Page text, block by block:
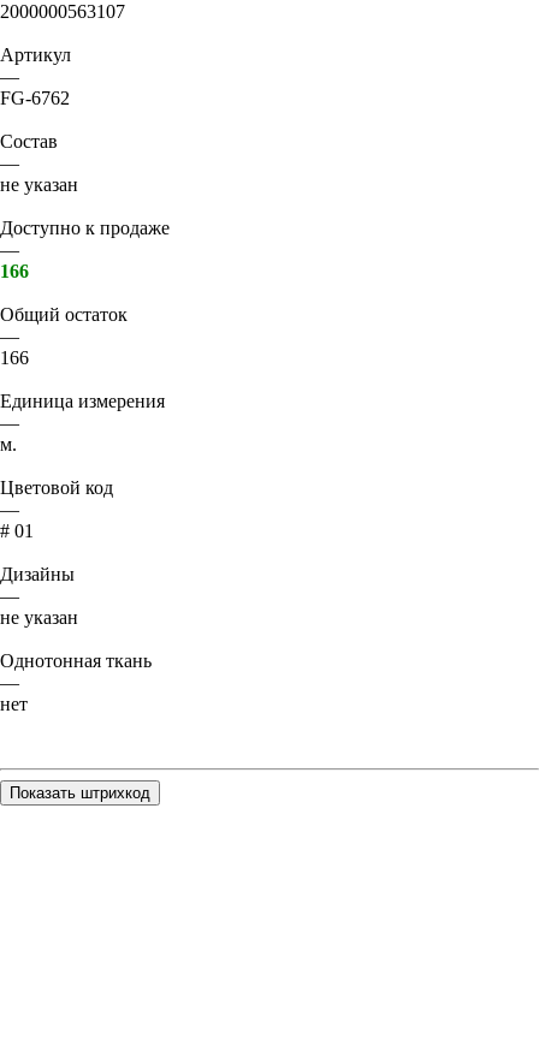
2000000563107
Артикул
—
FG-6762
Состав
—
не указан
Доступно к продаже
—
166
Общий остаток
—
166
Единица измерения
—
м.
Цветовой код
—
# 01
Дизайны
—
не указан
Однотонная ткань
—
нет
Показать штрихкод